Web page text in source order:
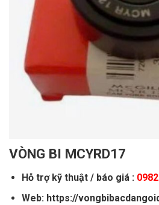
VÒNG BI MCYRD17
Hỗ trợ kỹ thuật / báo giá :
Web: https://